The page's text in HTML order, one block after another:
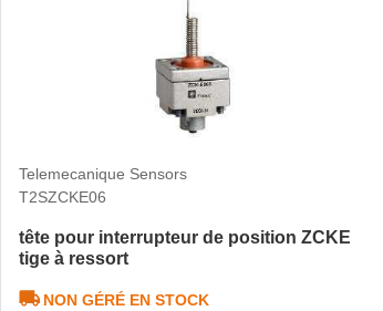
Telemecanique Sensors
T2SZCKE06
tête pour interrupteur de position ZCKE
tige à ressort
NON GÉRÉ EN STOCK